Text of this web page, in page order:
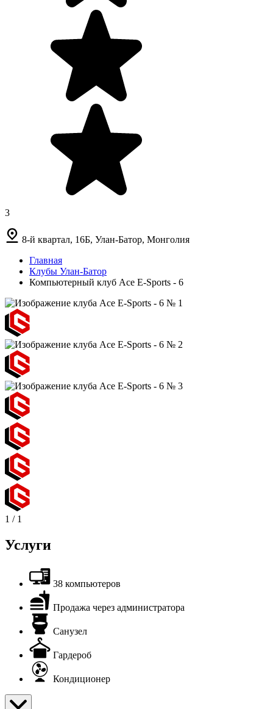
3
8-й квартал, 16Б, Улан-Батор, Монголия
Главная
Клубы Улан-Батор
Компьютерный клуб Ace E-Sports - 6
1 / 1
Услуги
38 компьютеров
Продажа через администратора
Санузел
Гардероб
Кондиционер